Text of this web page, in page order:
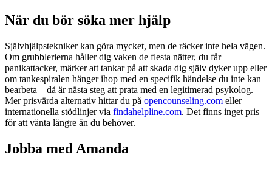
När du bör söka mer hjälp
Självhjälpstekniker kan göra mycket, men de räcker inte hela vägen.
Om grubblerierna håller dig vaken de flesta nätter, du får
panikattacker, märker att tankar på att skada dig själv dyker upp eller
om tankespiralen hänger ihop med en specifik händelse du inte kan
bearbeta – då är nästa steg att prata med en legitimerad psykolog.
Mer prisvärda alternativ hittar du på opencounseling.com eller
internationella stödlinjer via findahelpline.com. Det finns inget pris
för att vänta längre än du behöver.
Jobba med Amanda